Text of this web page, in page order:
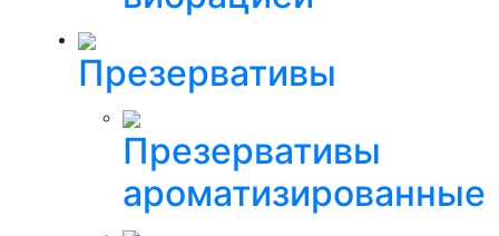
Презервативы
Презервативы
ароматизированные